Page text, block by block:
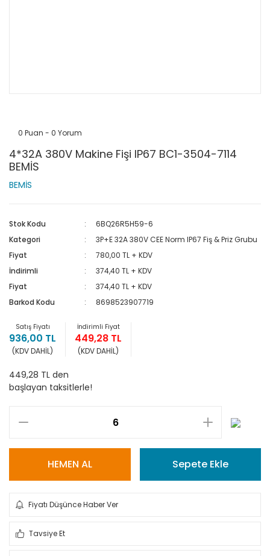
0 Puan - 0 Yorum
4*32A 380V Makine Fişi IP67 BC1-3504-7114
BEMİS
BEMİS
Stok Kodu
6BQ26R5H59-6
Kategori
3P+E 32A 380V CEE Norm IP67 Fiş & Priz Grubu
Fiyat
780,00 TL + KDV
İndirimli
374,40 TL + KDV
Fiyat
374,40 TL + KDV
Barkod Kodu
8698523907719
Satış Fiyatı
936,00 TL
(KDV DAHİL)
İndirimli Fiyat
449,28 TL
(KDV DAHİL)
449,28 TL den
başlayan taksitlerle!
HEMEN AL Sepete Ekle
Fiyatı Düşünce Haber Ver
Tavsiye Et